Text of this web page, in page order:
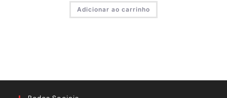
original
era:
R$ 25,00.
atual
é:
R$ 14,90.
Adicionar ao carrinho